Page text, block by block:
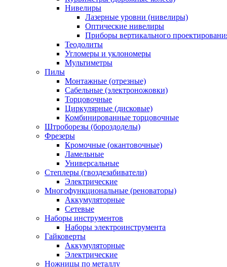
Нивелиры
Лазерные уровни (нивелиры)
Оптические нивелиры
Приборы вертикального
Теодолиты
Угломеры и уклономеры
Мультиметры
Пилы
Монтажные (отрезные)
Сабельные (электроножовки)
Торцовочные
Циркулярные (дисковые)
Комбинированные торцовочные
Штроборезы (бороздоделы)
Фрезеры
Кромочные (окантовочные)
Ламельные
Универсальные
Степлеры (гвоздезабиватели)
Электрические
Многофункциональные (реноваторы)
Аккумуляторные
Сетевые
Наборы инструментов
Наборы электроинструмента
Гайковерты
Аккумуляторные
Электрические
Ножницы по металлу